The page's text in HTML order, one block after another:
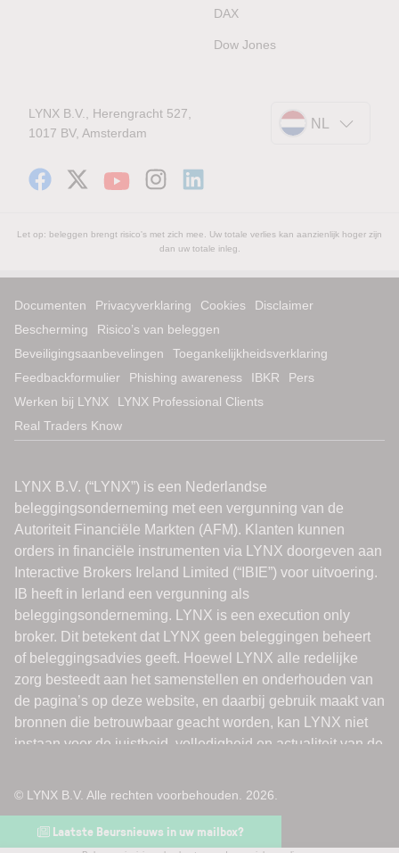
DAX
Dow Jones
LYNX B.V., Herengracht 527,
1017 BV, Amsterdam
NL
Let op: beleggen brengt risico's met zich mee. Uw totale verlies kan aanzienlijk hoger zijn
dan uw totale inleg.
Documenten Privacyverklaring Cookies
Disclaimer
Bescherming
Risico’s van beleggen
Beveiligingsaanbevelingen
Toegankelijkheidsverklaring
Feedbackformulier
Phishing awareness IBKR
Pers
Werken bij LYNX
LYNX Professional Clients
Real Traders Know
© LYNX B.V. Alle rechten voorbehouden. 2026.
Laatste Beursnieuws in uw mailbox?